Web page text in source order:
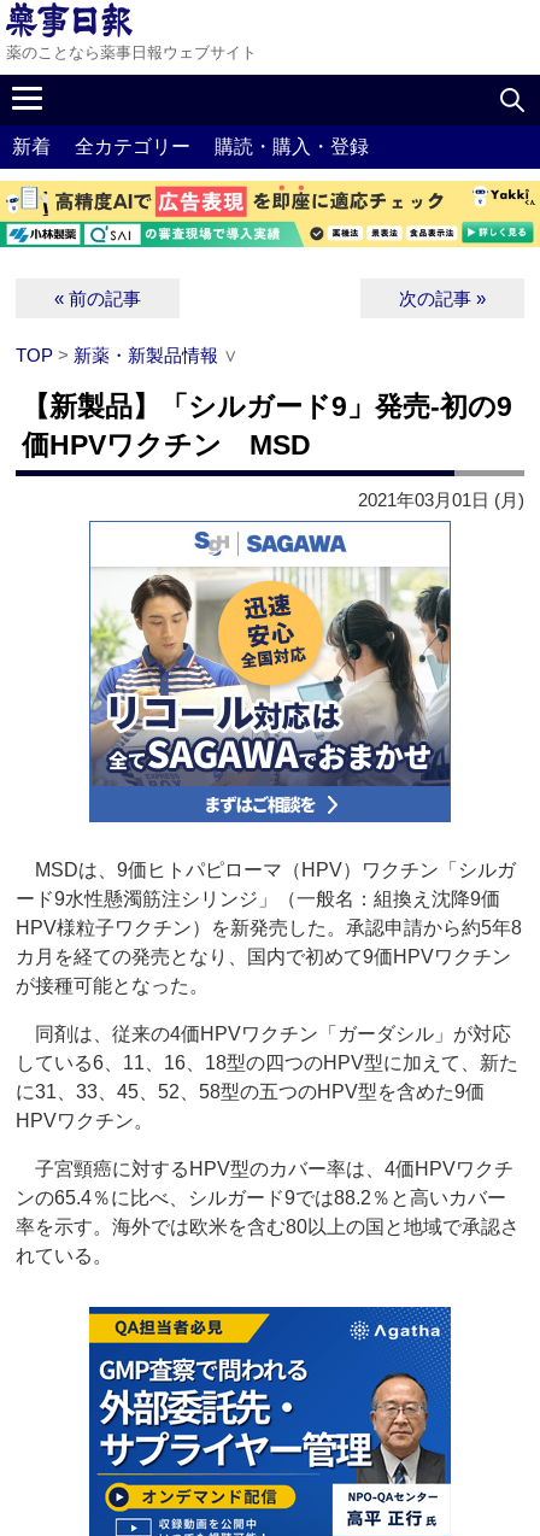
薬のことなら薬事日報ウェブサイト
新着 全カテゴリー 購読・購入・登録
« 前の記事 次の記事 »
TOP > 新薬・新製品情報 ∨
【新製品】「シルガード9」発売‐初の9
価HPVワクチン MSD
2021年03月01日 (月)
MSDは、9価ヒトパピローマ（HPV）ワクチン「シルガ
ード9水性懸濁筋注シリンジ」（一般名：組換え沈降9価
HPV様粒子ワクチン）を新発売した。承認申請から約5年8
カ月を経ての発売となり、国内で初めて9価HPVワクチン
が接種可能となった。
同剤は、従来の4価HPVワクチン「ガーダシル」が対応
している6、11、16、18型の四つのHPV型に加えて、新た
に31、33、45、52、58型の五つのHPV型を含めた9価
HPVワクチン。
子宮頸癌に対するHPV型のカバー率は、4価HPVワクチ
ンの65.4％に比べ、シルガード9では88.2％と高いカバー
率を示す。海外では欧米を含む80以上の国と地域で承認さ
れている。